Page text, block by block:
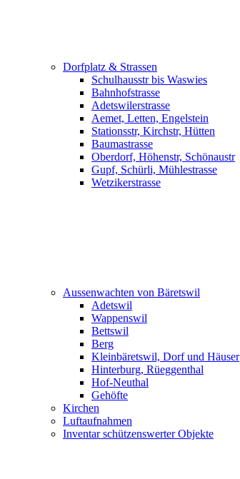
Dorfplatz & Strassen
Schulhausstr bis Waswies
Bahnhofstrasse
Adetswilerstrasse
Aemet, Letten, Engelstein
Stationsstr, Kirchstr, Hütten
Baumastrasse
Oberdorf, Höhenstr, Schönaustr
Gupf, Schürli, Mühlestrasse
Wetzikerstrasse
Aussenwachten von Bäretswil
Adetswil
Wappenswil
Bettswil
Berg
Kleinbäretswil, Dorf und Häuser
Hinterburg, Rüeggenthal
Hof-Neuthal
Gehöfte
Kirchen
Luftaufnahmen
Inventar schützenswerter Objekte